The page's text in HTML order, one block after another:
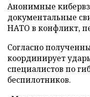
Анонимные
документальные
НАТО в конфликт,
Согласно
координирует
специалистов по
беспилотников.